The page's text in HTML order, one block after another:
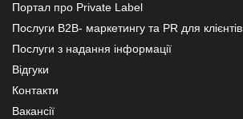
Портал про Private Label
Послуги В2В- маркетингу та PR для клієнтів
Послуги з надання інформації
Відгуки
Контакти
Вакансії